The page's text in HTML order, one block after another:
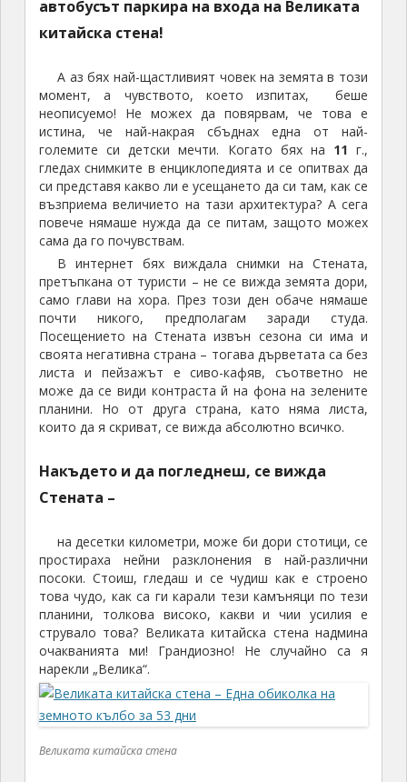
китайска стена!
момент, а чувството, което изпитах, беше
неописуемо! Не можех да повярвам, че това е
истина, че най-накрая сбъднах една от най-
големите си детски мечти. Когато бях на
11г.,
гледах снимките в енциклопедията и се опитвах да
си представя какво ли е усещането да си там, как се
възприема величието на тази архитектура? А сега
повече нямаше нужда да се питам, защото можех
сама да го почувствам.
В интернет бях виждала снимки на Стената,
претъпкана от туристи – не се вижда земята дори,
само глави на хора. През този ден обаче нямаше
почти никого, предполагам заради студа.
Посещението на Стената извън сезона си има и
своята негативна страна – тогава дърветата са без
листа и пейзажът е сиво-кафяв, съответно не
може да се види контраста й на фона на зелените
планини. Но от друга страна, като няма листа,
които да я скриват, се вижда абсолютно всичко.
Стената –
простираха нейни разклонения в най-различни
посоки. Стоиш, гледаш и се чудиш как е строено
това чудо, как са ги карали тези камъняци по тези
планини, толкова високо, какви и чии усилия е
струвало това? Великата китайска стена надмина
очакванията ми! Грандиозно! Не случайно са я
нарекли „Велика“.
Великата китайска стена